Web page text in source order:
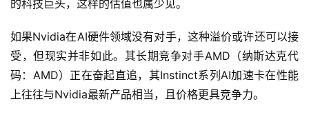
的科技巨头，这样的估值也属少见。
如果Nvidia在AI硬件领域没有对手，这种溢价或许还可以接
受，但现实并非如此。其长期竞争对手AMD（纳斯达克代
码：AMD）正在奋起直追，其Instinct系列AI加速卡在性能
上往往与Nvidia最新产品相当，且价格更具竞争力。